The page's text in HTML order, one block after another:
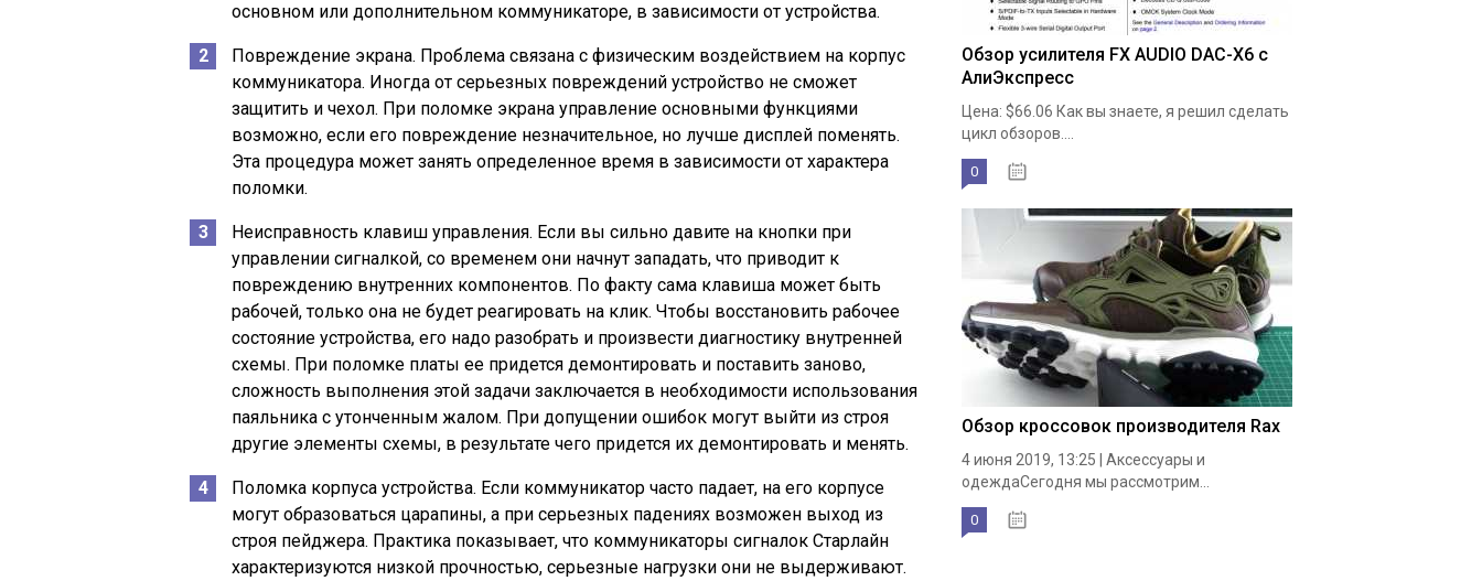
основном или дополнительном коммуникаторе, в зависимости от устройства.
Повреждение экрана. Проблема связана с физическим воздействием на корпус
коммуникатора. Иногда от серьезных повреждений устройство не сможет
защитить и чехол. При поломке экрана управление основными функциями
возможно, если его повреждение незначительное, но лучше дисплей поменять.
Эта процедура может занять определенное время в зависимости от характера
поломки.
Неисправность клавиш управления. Если вы сильно давите на кнопки при
управлении сигналкой, со временем они начнут западать, что приводит к
повреждению внутренних компонентов. По факту сама клавиша может быть
рабочей, только она не будет реагировать на клик. Чтобы восстановить рабочее
состояние устройства, его надо разобрать и произвести диагностику внутренней
схемы. При поломке платы ее придется демонтировать и поставить заново,
сложность выполнения этой задачи заключается в необходимости использования
паяльника с утонченным жалом. При допущении ошибок могут выйти из строя
другие элементы схемы, в результате чего придется их демонтировать и менять.
Поломка корпуса устройства. Если коммуникатор часто падает, на его корпусе
могут образоваться царапины, а при серьезных падениях возможен выход из
строя пейджера. Практика показывает, что коммуникаторы сигналок Старлайн
характеризуются низкой прочностью, серьезные нагрузки они не выдерживают.
Обзор усилителя FX AUDIO DAC-X6 с
АлиЭкспресс
Цена: $66.06 Как вы знаете, я решил сделать
цикл обзоров....
0
Обзор кроссовок производителя Rax
4 июня 2019, 13:25 | Аксессуары и
одеждаСегодня мы рассмотрим...
0